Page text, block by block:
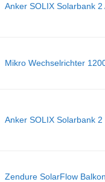
Anker SOLIX Solarbank
Mikro Wechselrichter
Anker SOLIX Solarbank
Zendure SolarFlow